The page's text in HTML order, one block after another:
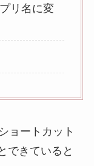
リ名に変
ョートカット
できていると